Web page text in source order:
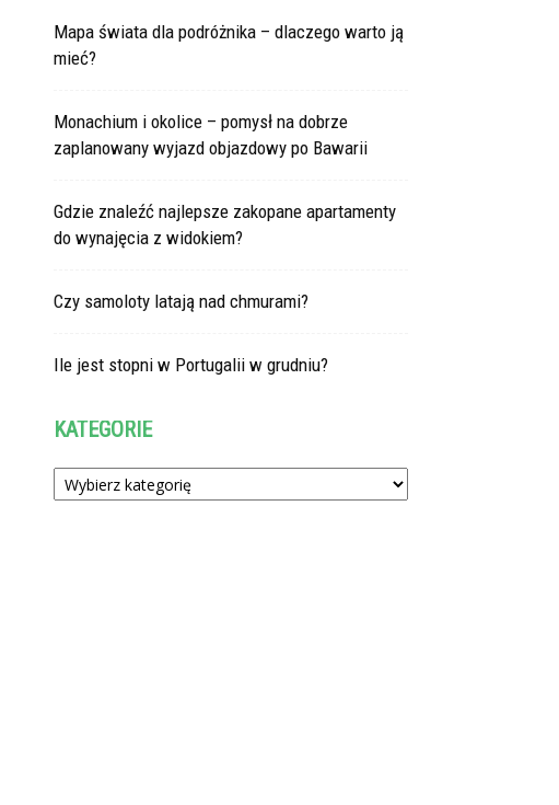
Mapa świata dla podróżnika – dlaczego warto ją
mieć?
Monachium i okolice – pomysł na dobrze
zaplanowany wyjazd objazdowy po Bawarii
Gdzie znaleźć najlepsze zakopane apartamenty
do wynajęcia z widokiem?
Czy samoloty latają nad chmurami?
Ile jest stopni w Portugalii w grudniu?
KATEGORIE
Kategorie